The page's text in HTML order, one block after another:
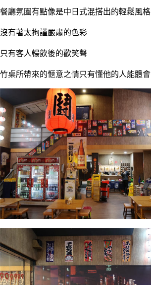
餐廳氛圍有點像是中日式混搭出的輕鬆風格
沒有著太拘謹嚴肅的色彩
只有客人暢飲後的歡笑聲
竹桌所帶來的愜意之情只有懂他的人能體會